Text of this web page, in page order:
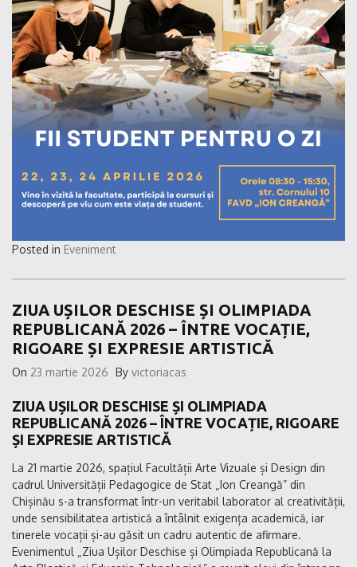
Posted in Eveniment
ZIUA UȘILOR DESCHISE ȘI OLIMPIADA
REPUBLICANĂ 2026 – ÎNTRE VOCAȚIE,
RIGOARE ȘI EXPRESIE ARTISTICĂ
On 23 martie 2026 By victoriacas
ZIUA UȘILOR DESCHISE ȘI OLIMPIADA
REPUBLICANĂ 2026 – ÎNTRE VOCAȚIE, RIGOARE
ȘI EXPRESIE ARTISTICĂ
La 21 martie 2026, spațiul Facultății Arte Vizuale și Design din
cadrul Universității Pedagogice de Stat „Ion Creangă” din
Chișinău s-a transformat într-un veritabil laborator al creativității,
unde sensibilitatea artistică a întâlnit exigența academică, iar
tinerele vocații și-au găsit un cadru autentic de afirmare.
Evenimentul „Ziua Ușilor Deschise și Olimpiada Republicană la